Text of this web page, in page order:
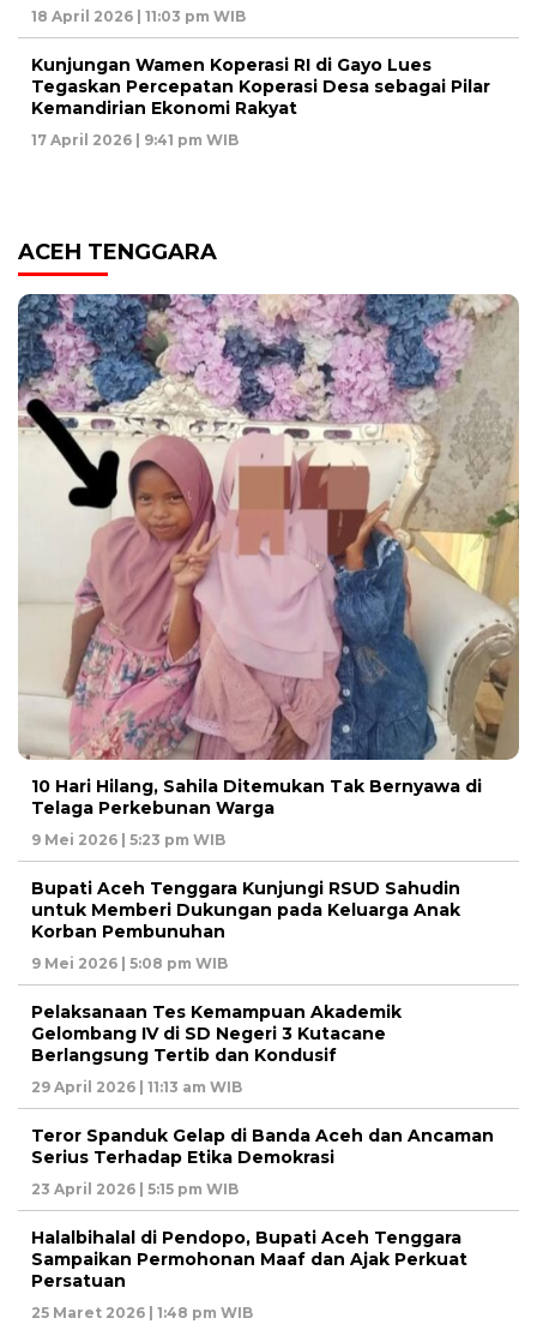
18 April 2026 | 11:03 pm WIB
Kunjungan Wamen Koperasi RI di Gayo Lues
Tegaskan Percepatan Koperasi Desa sebagai Pilar
Kemandirian Ekonomi Rakyat
17 April 2026 | 9:41 pm WIB
ACEH TENGGARA
10 Hari Hilang, Sahila Ditemukan Tak Bernyawa di
Telaga Perkebunan Warga
9 Mei 2026 | 5:23 pm WIB
Bupati Aceh Tenggara Kunjungi RSUD Sahudin
untuk Memberi Dukungan pada Keluarga Anak
Korban Pembunuhan
9 Mei 2026 | 5:08 pm WIB
Pelaksanaan Tes Kemampuan Akademik
Gelombang IV di SD Negeri 3 Kutacane
Berlangsung Tertib dan Kondusif
29 April 2026 | 11:13 am WIB
Teror Spanduk Gelap di Banda Aceh dan Ancaman
Serius Terhadap Etika Demokrasi
23 April 2026 | 5:15 pm WIB
Halalbihalal di Pendopo, Bupati Aceh Tenggara
Sampaikan Permohonan Maaf dan Ajak Perkuat
Persatuan
25 Maret 2026 | 1:48 pm WIB